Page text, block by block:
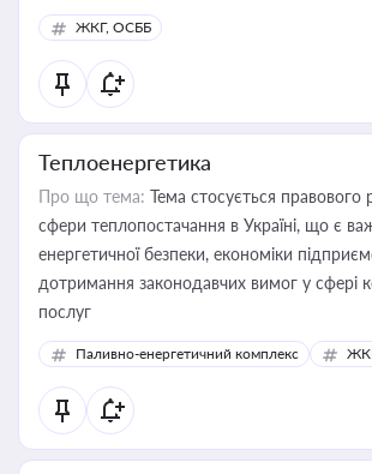
ЖКГ, ОСББ
Теплоенергетика
Про що тема: Тема стосується правового
сфери теплопостачання в Україні, що є
енергетичної безпеки, економіки
дотримання законодавчих вимог у сфері
послуг
Паливно-енергетичний комплекс